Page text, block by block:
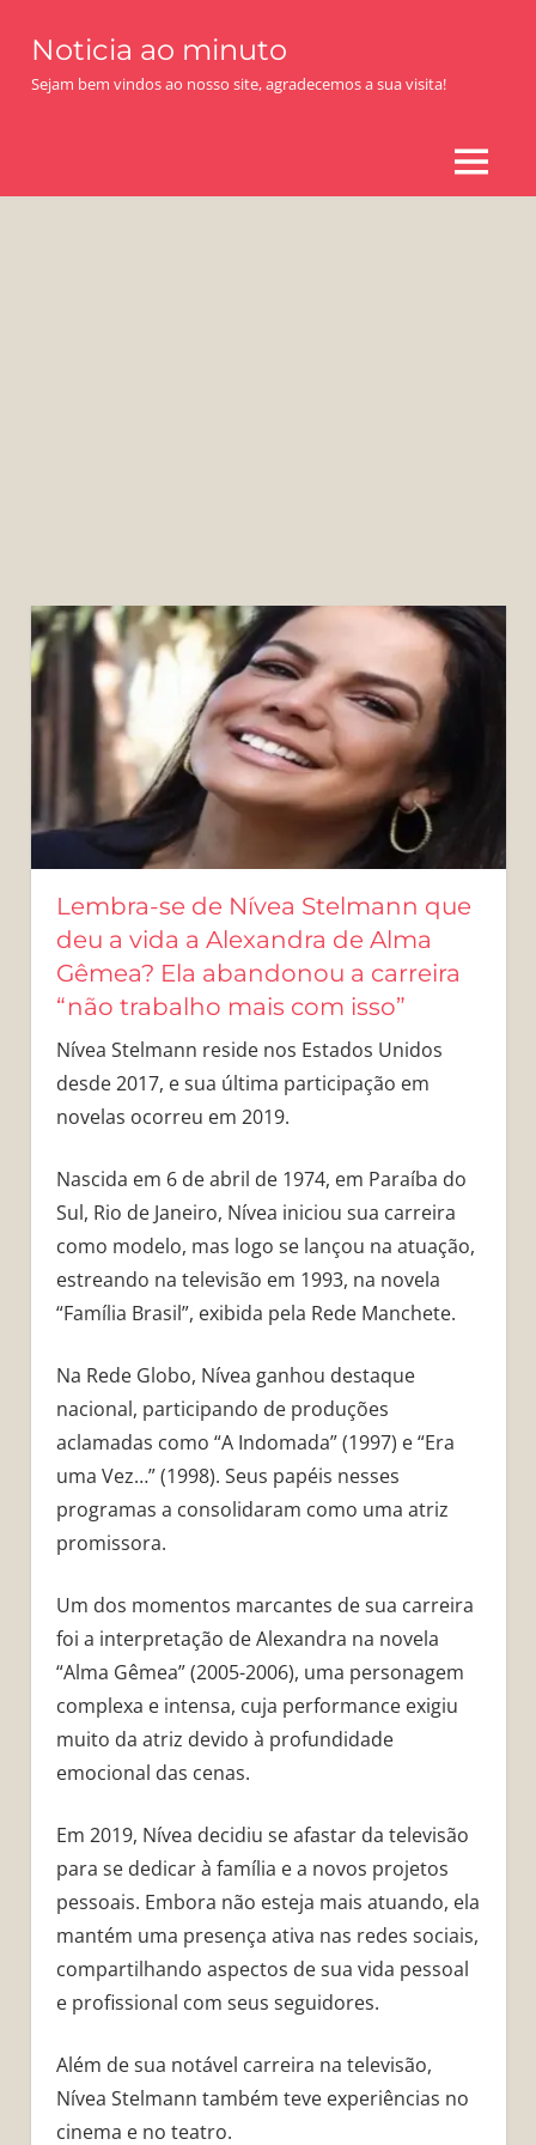
content
Noticia ao minuto
Sejam bem vindos ao nosso site, agradecemos a sua visita!
MENU
Lembra-se de Nívea Stelmann que
deu a vida a Alexandra de Alma
Gêmea? Ela abandonou a carreira
“não trabalho mais com isso”
Nívea Stelmann reside nos Estados Unidos
desde 2017, e sua última participação em
novelas ocorreu em 2019.
Nascida em 6 de abril de 1974, em Paraíba do
Sul, Rio de Janeiro, Nívea iniciou sua carreira
como modelo, mas logo se lançou na atuação,
estreando na televisão em 1993, na novela
“Família Brasil”, exibida pela Rede Manchete.
Na Rede Globo, Nívea ganhou destaque
nacional, participando de produções
aclamadas como “A Indomada” (1997) e “Era
uma Vez…” (1998). Seus papéis nesses
programas a consolidaram como uma atriz
promissora.
Um dos momentos marcantes de sua carreira
foi a interpretação de Alexandra na novela
“Alma Gêmea” (2005-2006), uma personagem
complexa e intensa, cuja performance exigiu
muito da atriz devido à profundidade
emocional das cenas.
Em 2019, Nívea decidiu se afastar da televisão
para se dedicar à família e a novos projetos
pessoais. Embora não esteja mais atuando, ela
mantém uma presença ativa nas redes sociais,
compartilhando aspectos de sua vida pessoal
e profissional com seus seguidores.
Além de sua notável carreira na televisão,
Nívea Stelmann também teve experiências no
cinema e no teatro.